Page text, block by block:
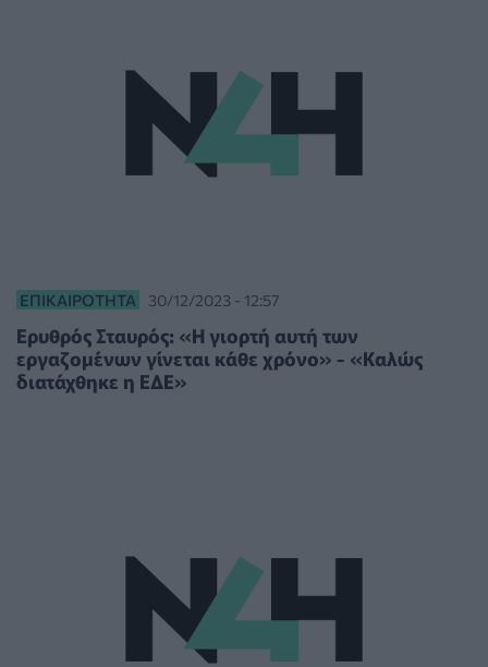
ΕΠΙΚΑΙΡΌΤΗΤΑ 30/12/2023 - 12:57
Ερυθρός Σταυρός: «Η γιορτή αυτή των
εργαζομένων γίνεται κάθε χρόνο» - «Καλώς
διατάχθηκε η ΕΔΕ»